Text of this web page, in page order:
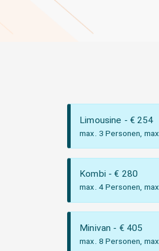
Limousine - €254
max. 3 Personen,
Kombi - € 280
max. 4 Personen,
Minivan - € 405
max. 8 Personen,